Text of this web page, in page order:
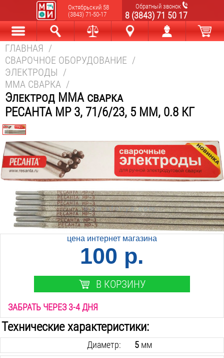
Октябрьский 58
(3843) 71-50-17
Обратный звонок
8 (3843) 71 50 17
Каталог Найти
ГЛАВНАЯ /
СВАРОЧНОЕ ОБОРУДОВАНИЕ /
ЭЛЕКТРОДЫ /
MMA СВАРКА /
Электрод MMA сварка
РЕСАНТА МР 3, 71/6/23, 5 ММ, 0.8 КГ
цена интернет магазина
100 р.
В КОРЗИНУ
ЗАБРАТЬ ЧЕРЕЗ 3-4 ДНЯ
Технические характеристики:
Диаметр: 5мм